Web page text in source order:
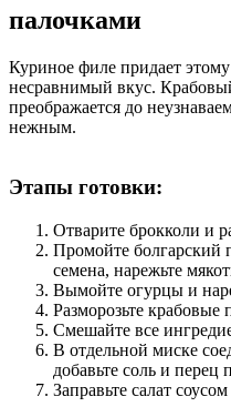
палочками
Куриное филе придает
несравнимый вкус.
преображается до
нежным.
Этапы готовки:
Отварите брокколи и
Промойте болгарский
семена, нарежьте
Вымойте огурцы и
Разморозьте крабовые
Смешайте все
В отдельной миске
добавьте соль и перец
Заправьте салат